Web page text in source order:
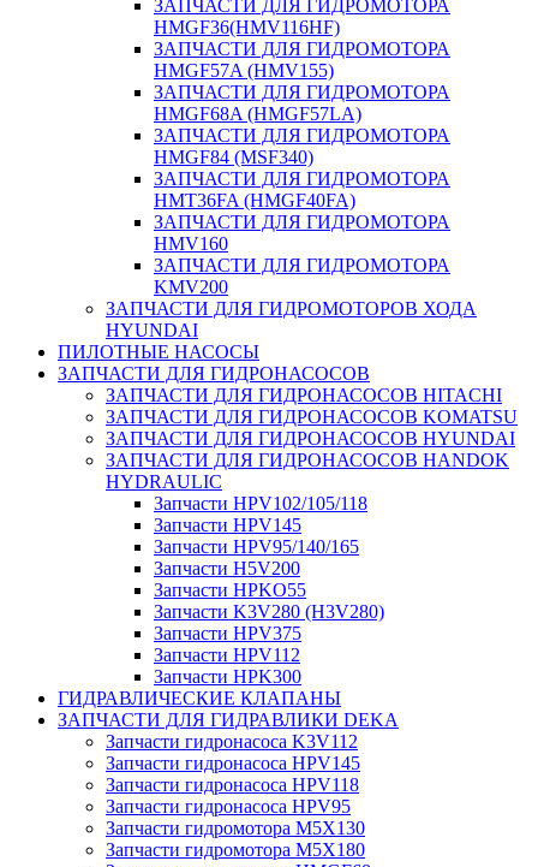
ЗАПЧАСТИ ДЛЯ ГИДРОМОТОРА
HMGF36(HMV116HF)
ЗАПЧАСТИ ДЛЯ ГИДРОМОТОРА
HMGF57A (HMV155)
ЗАПЧАСТИ ДЛЯ ГИДРОМОТОРА
HMGF68A (HMGF57LA)
ЗАПЧАСТИ ДЛЯ ГИДРОМОТОРА
HMGF84 (MSF340)
ЗАПЧАСТИ ДЛЯ ГИДРОМОТОРА
HMT36FA (HMGF40FA)
ЗАПЧАСТИ ДЛЯ ГИДРОМОТОРА
HMV160
ЗАПЧАСТИ ДЛЯ ГИДРОМОТОРА
KMV200
ЗАПЧАСТИ ДЛЯ ГИДРОМОТОРОВ ХОДА
HYUNDAI
ПИЛОТНЫЕ НАСОСЫ
ЗАПЧАСТИ ДЛЯ ГИДРОНАСОСОВ
ЗАПЧАСТИ ДЛЯ ГИДРОНАСОСОВ HITACHI
ЗАПЧАСТИ ДЛЯ ГИДРОНАСОСОВ KOMATSU
ЗАПЧАСТИ ДЛЯ ГИДРОНАСОСОВ HYUNDAI
ЗАПЧАСТИ ДЛЯ ГИДРОНАСОСОВ HANDOK
HYDRAULIC
Запчасти HPV102/105/118
Запчасти HPV145
Запчасти HPV95/140/165
Запчасти H5V200
Запчасти HPKO55
Запчасти K3V280 (H3V280)
Запчасти HPV375
Запчасти HPV112
Запчасти HPK300
ГИДРАВЛИЧЕСКИЕ КЛАПАНЫ
ЗАПЧАСТИ ДЛЯ ГИДРАВЛИКИ DEKA
Запчасти гидронасоса K3V112
Запчасти гидронасоса HPV145
Запчасти гидронасоса HPV118
Запчасти гидронасоса HPV95
Запчасти гидромотора M5X130
Запчасти гидромотора M5X180